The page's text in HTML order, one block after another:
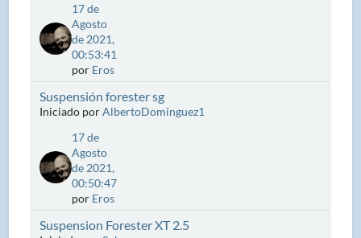
17 de
Agosto
de 2021,
00:53:41
por Eros
Suspensión forester sg
Iniciado porAlbertoDominguez1
17 de
Agosto
de 2021,
00:50:47
por Eros
Suspension Forester XT 2.5